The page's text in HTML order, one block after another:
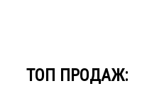
ТОП ПРОДАЖ: